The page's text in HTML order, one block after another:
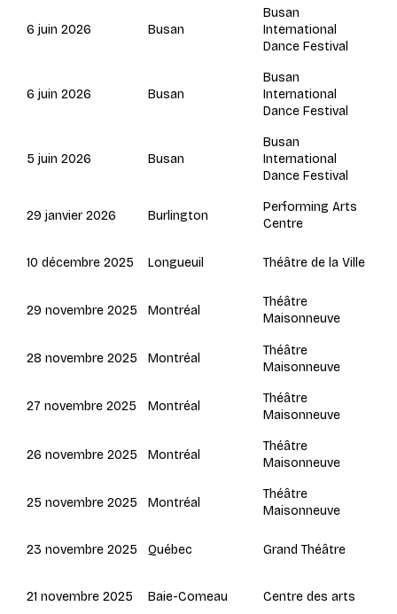
Busan
Busan
International
Dance Festival
6 juin 2026
Busan
Busan
International
Dance Festival
6 juin 2026
Busan
Busan
International
Dance Festival
5 juin 2026
Burlington
Performing Arts
Centre
29 janvier 2026
Longueuil Théâtre de la Ville
10 décembre 2025
Montréal
Théâtre
Maisonneuve
29 novembre 2025
Montréal
Théâtre
Maisonneuve
28 novembre 2025
Montréal
Théâtre
Maisonneuve
27 novembre 2025
Montréal
Théâtre
Maisonneuve
26 novembre 2025
Montréal
Théâtre
Maisonneuve
25 novembre 2025
Québec Grand Théâtre
23 novembre 2025
Baie-Comeau Centre des arts
21 novembre 2025